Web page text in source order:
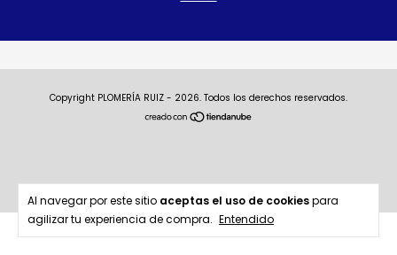
Al navegar por este sitio aceptas el uso de cookiespara
agilizar tu experiencia de compra. Entendido
Copyright PLOMERÍA RUIZ - 2026. Todos los derechos reservados.